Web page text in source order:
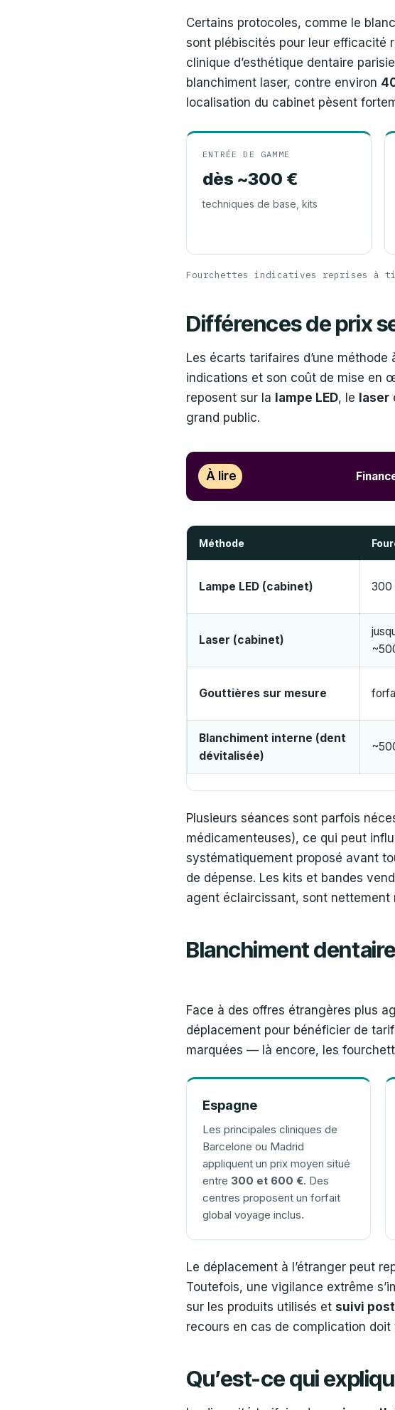
Certains protocoles, comme le
sont plébiscités pour leur efficacité
clinique d’esthétique dentaire
blanchiment laser, contre environ
localisation du cabinet pèsent
ENTRÉE DE GAMME
dès ~300 €
techniques de base, kits
Fourchettes indicatives reprises à
Différences de prix
Les écarts tarifaires d’une
indications et son coût de mise en
reposent sur la lampe LED, le laser
grand public.
À lire
Méthode
Lampe LED (cabinet) 300
Laser (cabinet)
Gouttières sur mesure
Blanchiment interne (dent
dévitalisée)
Plusieurs séances sont parfois
médicamenteuses), ce qui peut
systématiquement proposé avant
de dépense. Les kits et bandes
agent éclaircissant, sont nettement
Blanchiment
Face à des offres étrangères plus
déplacement pour bénéficier de
marquées — là encore, les
Espagne
Les principales cliniques de
Barcelone ou Madrid
appliquent un prix moyen situé
entre 300 et 600 €. Des
centres proposent un forfait
global voyage inclus.
Le déplacement à l’étranger peut
Toutefois, une vigilance extrême
sur les produits utilisés et suivi
recours en cas de complication
Qu’est-ce qui